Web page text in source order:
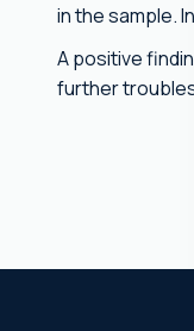
in the sample.
A positive
further